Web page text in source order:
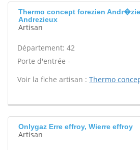
Thermo concept forezien
Andrezieux
Artisan
Département: 42
Porte d'entrée -
Voir la fiche artisan : Thermo
Onlygaz Erre effroy, Wierre effroy
Artisan